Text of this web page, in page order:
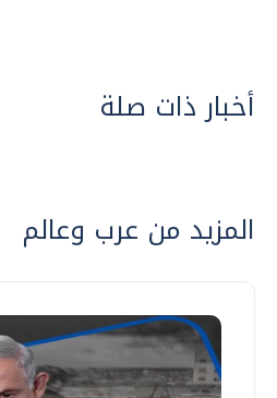
أخبار ذات صلة
المزيد من عرب وعالم